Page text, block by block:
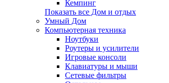
Кемпинг
Показать все Дом и отдых
Умный Дом
Компьютерная техника
Ноутбуки
Роутеры и усилители
Игровые консоли
Клавиатуры и мыши
Сетевые фильтры